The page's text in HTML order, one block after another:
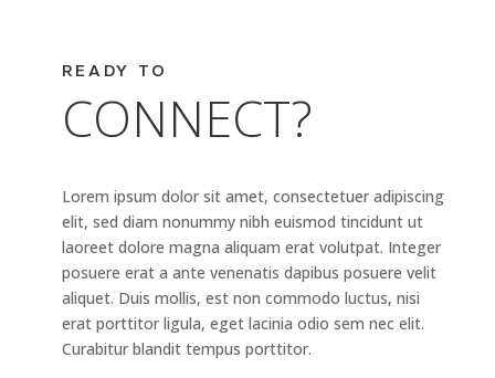
READY TO
CONNECT?
Lorem ipsum dolor sit amet, consectetuer adipiscing
elit, sed diam nonummy nibh euismod tincidunt ut
laoreet dolore magna aliquam erat volutpat. Integer
posuere erat a ante venenatis dapibus posuere velit
aliquet. Duis mollis, est non commodo luctus, nisi
erat porttitor ligula, eget lacinia odio sem nec elit.
Curabitur blandit tempus porttitor.